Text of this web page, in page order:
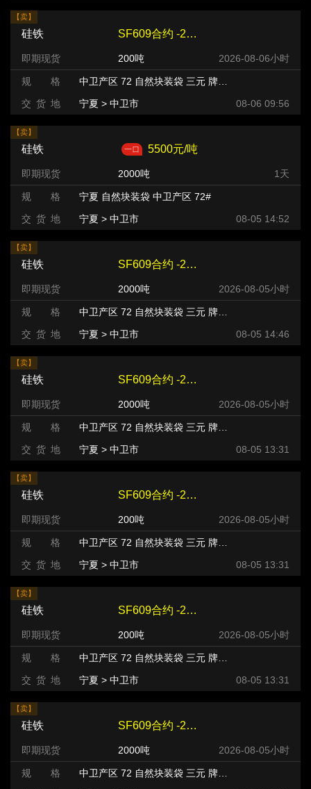
【卖】
硅铁 SF609合约 -220 元/吨
即期现货 200吨 2026-08-06小时
规 格
中卫产区 72 自然块装袋 三元 牌号:FeSi75~B粒度等级/mm
交 货 地
宁夏 > 中卫市 08-06 09:56
【卖】
硅铁 5500元/吨
即期现货 2000吨 1天
规 格
宁夏 自然块装袋 中卫产区 72#
交 货 地
宁夏 > 中卫市 08-05 14:52
【卖】
硅铁 SF609合约 -240 元/吨
即期现货 2000吨 2026-08-05小时
规 格
中卫产区 72 自然块装袋 三元 牌号:FeSi75~B粒度等级/mm
交 货 地
宁夏 > 中卫市 08-05 14:46
【卖】
硅铁 SF609合约 -240 元/吨
即期现货 2000吨 2026-08-05小时
规 格
中卫产区 72 自然块装袋 三元 牌号:FeSi75~B粒度等级/mm
交 货 地
宁夏 > 中卫市 08-05 13:31
【卖】
硅铁 SF609合约 -220 元/吨
即期现货 200吨 2026-08-05小时
规 格
中卫产区 72 自然块装袋 三元 牌号:FeSi75~B粒度等级/mm
交 货 地
宁夏 > 中卫市 08-05 13:31
【卖】
硅铁 SF609合约 -220 元/吨
即期现货 200吨 2026-08-05小时
规 格
中卫产区 72 自然块装袋 三元 牌号:FeSi75~B粒度等级/mm
交 货 地
宁夏 > 中卫市 08-05 13:31
【卖】
硅铁 SF609合约 -240 元/吨
即期现货 2000吨 2026-08-05小时
规 格
中卫产区 72 自然块装袋 三元 牌号:FeSi75~B粒度等级/mm